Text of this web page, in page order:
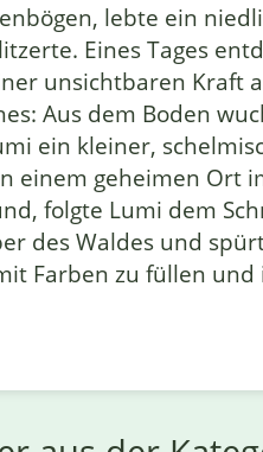
lebte ein
Eines Tages
unsichtbaren Kraft
Aus dem Boden
ein kleiner,
geheimen Ort
folgte Lumi dem
des Waldes und
Farben zu füllen